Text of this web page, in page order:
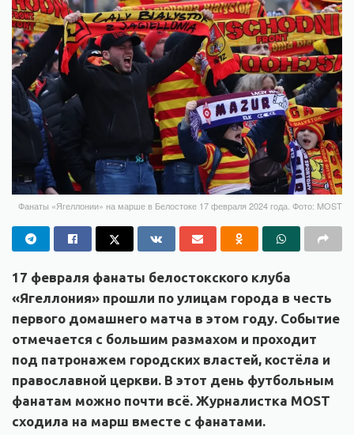
Фанаты «Ягеллонии» на марше в Белостоке 17 февраля 2024 года. Фото: MOST
17 февраля фанаты белостокского клуба
«Ягеллония» прошли по улицам города в честь
первого домашнего матча в этом году. Событие
отмечается с большим размахом и проходит
под патронажем городских властей, костёла и
православной церкви. В этот день футбольным
фанатам можно почти всё. Журналистка MOST
сходила на марш вместе с фанатами.